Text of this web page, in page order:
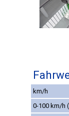
km/h
0-100 km/h